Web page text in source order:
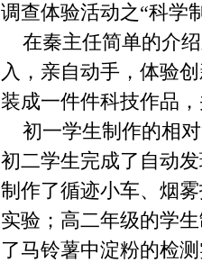
调查体验活动之“科学
在秦主任简单的介绍
入，亲自动手，体验
装成一件件科技作品
初一学生制作的相
初二学生完成了自动
制作了循迹小车、烟
实验；高二年级的学
了马铃薯中淀粉的检